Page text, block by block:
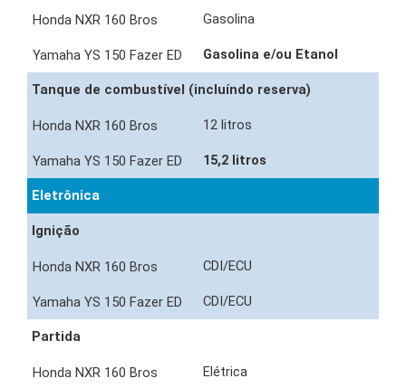
Gasolina
Gasolina e/ou Etanol
Tanque de combustível (incluíndo reserva)
12 litros
15,2 litros
Eletrônica
Ignição
CDI/ECU
CDI/ECU
Partida
Elétrica